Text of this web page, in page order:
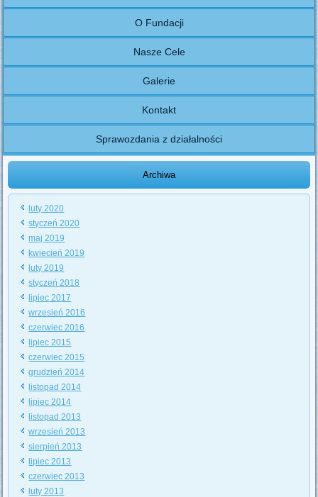
O Fundacji
Nasze Cele
Galerie
Kontakt
Sprawozdania z działalności
Archiwa
luty 2020
styczeń 2020
maj 2019
kwiecień 2019
luty 2019
styczeń 2018
lipiec 2017
wrzesień 2016
czerwiec 2016
lipiec 2015
czerwiec 2015
grudzień 2014
listopad 2014
lipiec 2014
listopad 2013
wrzesień 2013
sierpień 2013
lipiec 2013
czerwiec 2013
luty 2013